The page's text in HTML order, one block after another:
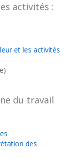
activités :
et les activités
du travail
des